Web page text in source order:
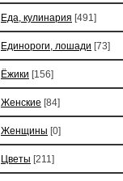
Еда, кулинария [491]
Единороги, лошади [73]
Ёжики [156]
Женские [84]
Женщины [0]
Цветы [211]